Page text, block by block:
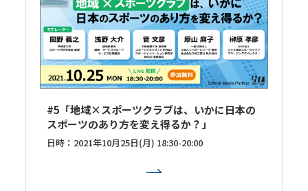
#5「地域×スポーツクラブは、いかに日本の
スポーツのあり方を変え得るか？」
日時：2021年10月25日(月) 18:30-20:00